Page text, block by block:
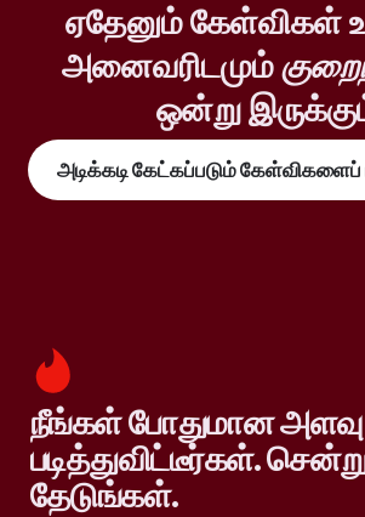
ஏதேனும் கேள்விகள்
அனைவரிடமும்
ஒன்று
அடிக்கடி கேட்கப்படும் கேள்விகளைப்
நீங்கள் போதுமான அளவு
படித்துவிட்டீர்கள்.
தேடுங்கள்.